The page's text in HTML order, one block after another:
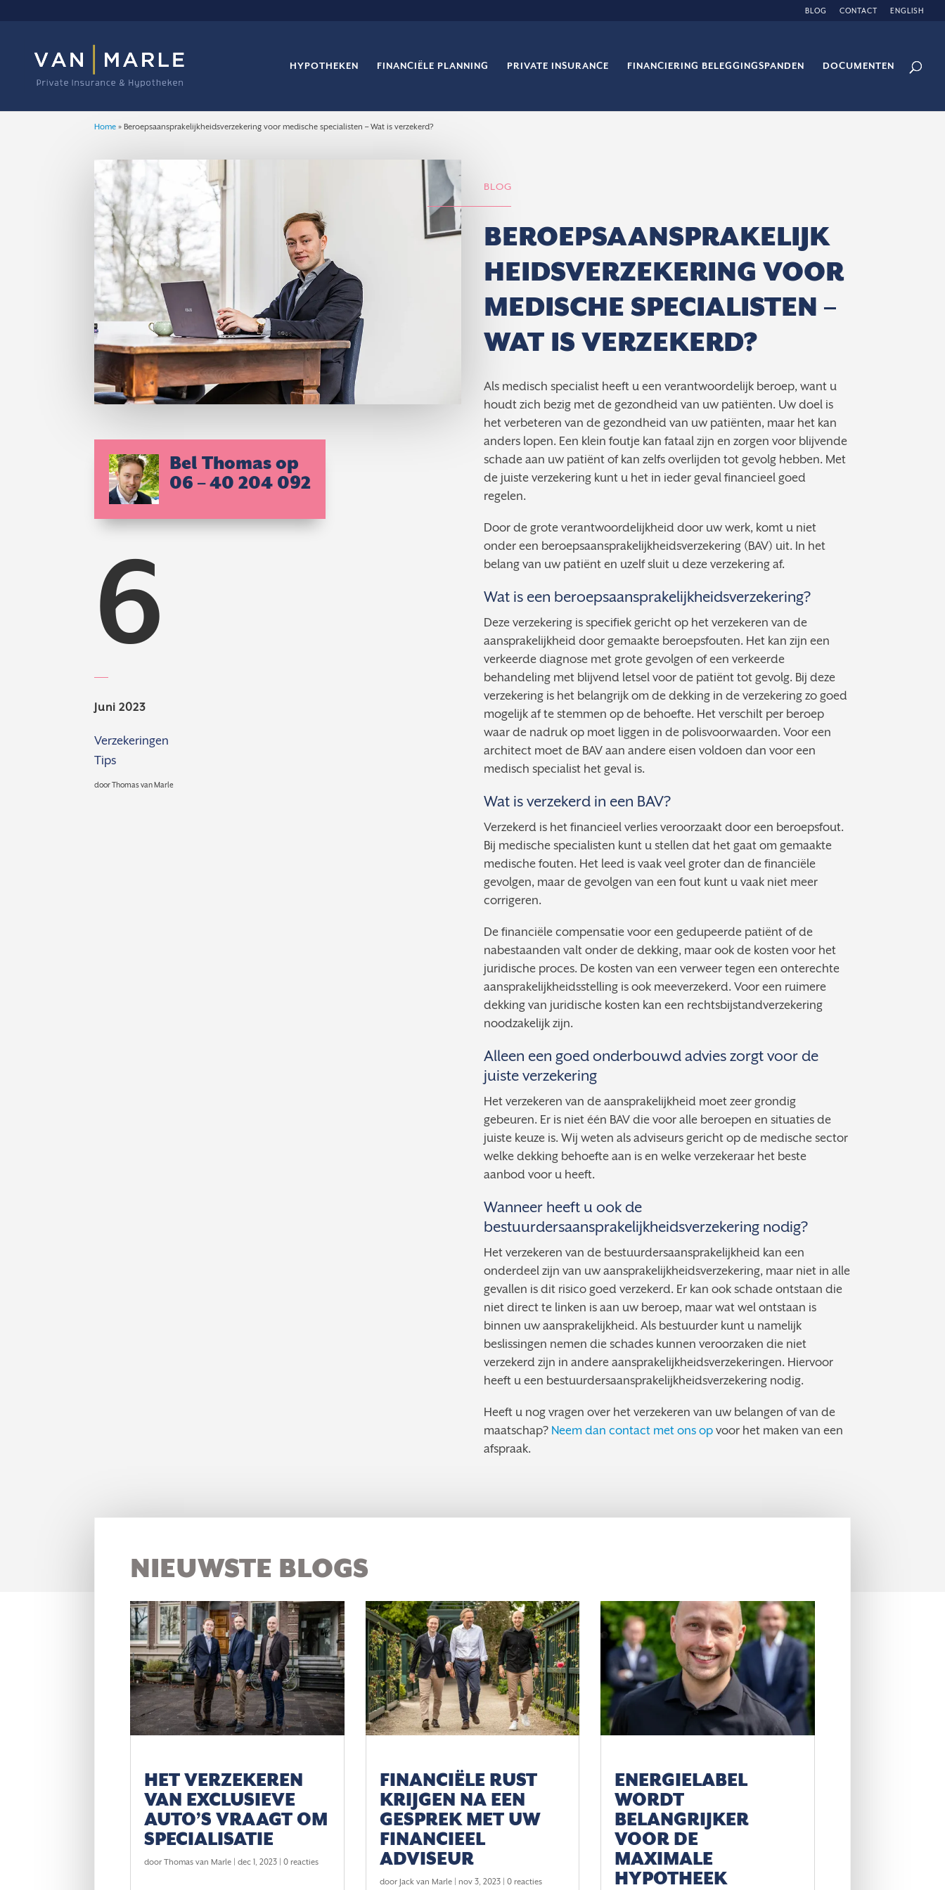
BLOG CONTACT ENGLISH
HYPOTHEKEN FINANCIËLE PLANNING PRIVATE INSURANCE FINANCIERING BELEGGINGSPANDEN DOCUMENTEN
Home »Beroepsaansprakelijkheidsverzekering voor medische specialisten – Wat is verzekerd?
Bel Thomas op
06 – 40 204 092
6
Juni 2023
Verzekeringen
Tips
doorThomas van Marle
BLOG
BEROEPSAANSPRAKELIJK
HEIDSVERZEKERING VOOR
MEDISCHE SPECIALISTEN –
WAT IS VERZEKERD?
Als medisch specialist heeft u een verantwoordelijk beroep, want u
houdt zich bezig met de gezondheid van uw patiënten. Uw doel is
het verbeteren van de gezondheid van uw patiënten, maar het kan
anders lopen. Een klein foutje kan fataal zijn en zorgen voor blijvende
schade aan uw patiënt of kan zelfs overlijden tot gevolg hebben. Met
de juiste verzekering kunt u het in ieder geval financieel goed
regelen.
Door de grote verantwoordelijkheid door uw werk, komt u niet
onder een beroepsaansprakelijkheidsverzekering (BAV) uit. In het
belang van uw patiënt en uzelf sluit u deze verzekering af.
Wat is een beroepsaansprakelijkheidsverzekering?
Deze verzekering is specifiek gericht op het verzekeren van de
aansprakelijkheid door gemaakte beroepsfouten. Het kan zijn een
verkeerde diagnose met grote gevolgen of een verkeerde
behandeling met blijvend letsel voor de patiënt tot gevolg. Bij deze
verzekering is het belangrijk om de dekking in de verzekering zo goed
mogelijk af te stemmen op de behoefte. Het verschilt per beroep
waar de nadruk op moet liggen in de polisvoorwaarden. Voor een
architect moet de BAV aan andere eisen voldoen dan voor een
medisch specialist het geval is.
Wat is verzekerd in een BAV?
Verzekerd is het financieel verlies veroorzaakt door een beroepsfout.
Bij medische specialisten kunt u stellen dat het gaat om gemaakte
medische fouten. Het leed is vaak veel groter dan de financiële
gevolgen, maar de gevolgen van een fout kunt u vaak niet meer
corrigeren.
De financiële compensatie voor een gedupeerde patiënt of de
nabestaanden valt onder de dekking, maar ook de kosten voor het
juridische proces. De kosten van een verweer tegen een onterechte
aansprakelijkheidsstelling is ook meeverzekerd. Voor een ruimere
dekking van juridische kosten kan een rechtsbijstandverzekering
noodzakelijk zijn.
Alleen een goed onderbouwd advies zorgt voor de
juiste verzekering
Het verzekeren van de aansprakelijkheid moet zeer grondig
gebeuren. Er is niet één BAV die voor alle beroepen en situaties de
juiste keuze is. Wij weten als adviseurs gericht op de medische sector
welke dekking behoefte aan is en welke verzekeraar het beste
aanbod voor u heeft.
Wanneer heeft u ook de
bestuurdersaansprakelijkheidsverzekering nodig?
Het verzekeren van de bestuurdersaansprakelijkheid kan een
onderdeel zijn van uw aansprakelijkheidsverzekering, maar niet in alle
gevallen is dit risico goed verzekerd. Er kan ook schade ontstaan die
niet direct te linken is aan uw beroep, maar wat wel ontstaan is
binnen uw aansprakelijkheid. Als bestuurder kunt u namelijk
beslissingen nemen die schades kunnen veroorzaken die niet
verzekerd zijn in andere aansprakelijkheidsverzekeringen. Hiervoor
heeft u een bestuurdersaansprakelijkheidsverzekering nodig.
Heeft u nog vragen over het verzekeren van uw belangen of van de
maatschap? Neem dan contact met ons op voor het maken van een
afspraak.
NIEUWSTE BLOGS
HET VERZEKEREN
VAN EXCLUSIEVE
AUTO’S VRAAGT OM
SPECIALISATIE
doorThomas van Marle |dec 1, 2023 | 0 reacties
FINANCIËLE RUST
KRIJGEN NA EEN
GESPREK MET UW
FINANCIEEL
ADVISEUR
door Jack van Marle| nov 3, 2023| 0 reacties
ENERGIELABEL
WORDT
BELANGRIJKER
VOOR DE
MAXIMALE
HYPOTHEEK